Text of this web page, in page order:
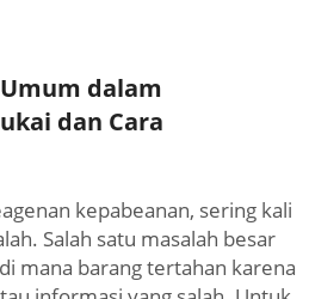
dalam
dan Cara
kepabeanan, sering kali
Salah satu masalah besar
mana barang tertahan karena